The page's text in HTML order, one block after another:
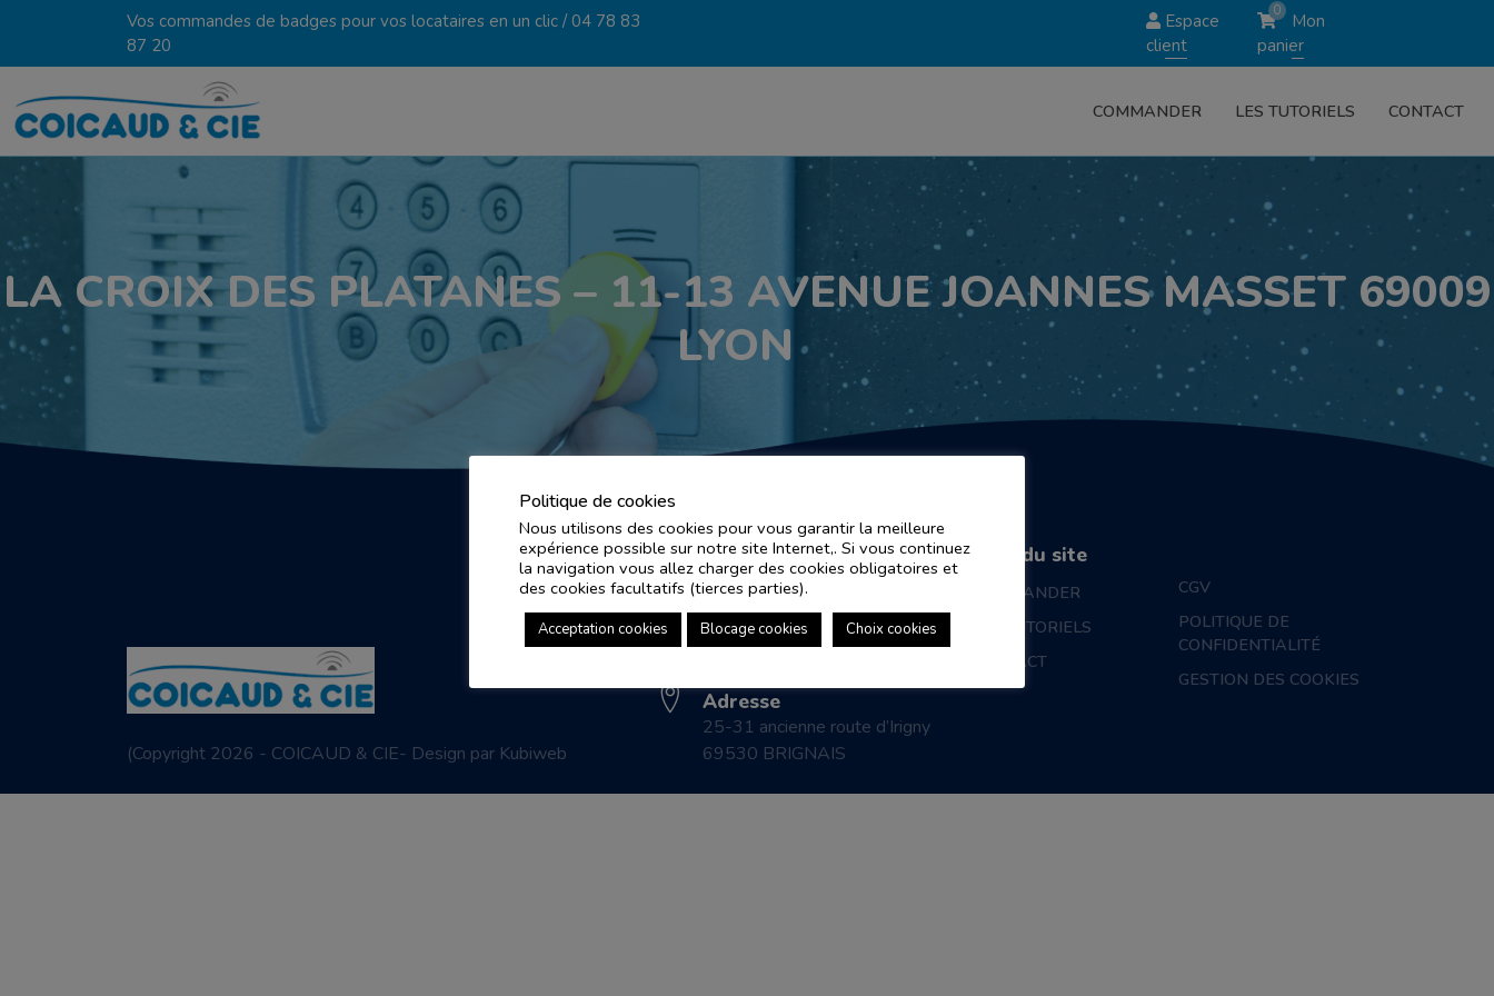
Vos commandes de badges pour vos locataires en un clic /04 78 83
87 20
Espace
client
0
Mon
panier
COMMANDER LES TUTORIELS CONTACT
LA CROIX DES PLATANES – 11-13 AVENUE JOANNES MASSET 69009
LYON
(Copyright 2026 - COICAUD & CIE- Design par Kubiweb
Adresse e-mail
controle.coicaud@ascenseurnsa.fr
Numéro de téléphone
04 78 83 87 20
Adresse
25-31 ancienne route d’Irigny
69530 BRIGNAIS
Plan du site
COMMANDER
LES TUTORIELS
CONTACT
CGV
POLITIQUE DE
CONFIDENTIALITÉ
GESTION DES COOKIES
Politique de cookies
Nous utilisons des cookies pour vous garantir la meilleure
expérience possible sur notre site Internet,. Si vous continuez
la navigation vous allez charger des cookies obligatoires et
des cookies facultatifs (tierces parties).
Acceptation cookies Blocage cookies Choix cookies